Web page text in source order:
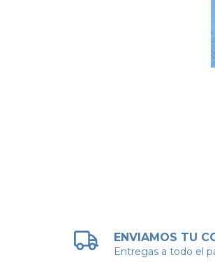
ENVIAMOS TU
Entregas a todo el